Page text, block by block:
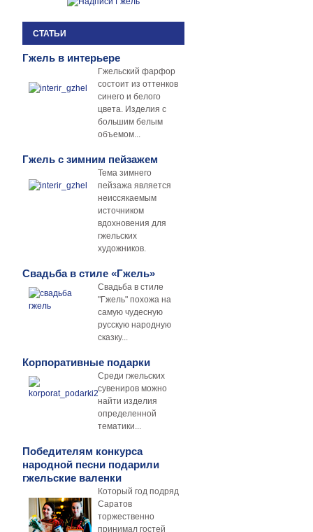
СТАТЬИ
Гжель в интерьере
Гжельский фарфор
состоит из оттенков
синего и белого
цвета. Изделия с
большим белым
объемом...
Гжель с зимним пейзажем
Тема зимнего
пейзажа является
неиссякаемым
источником
вдохновения для
гжельских
художников.
Свадьба в стиле «Гжель»
Свадьба в стиле
"Гжель" похожа на
самую чудесную
русскую народную
сказку...
Корпоративные подарки
Среди гжельских
сувениров можно
найти изделия
определенной
тематики...
Победителям конкурса
народной песни подарили
гжельские валенки
Который год подряд
Саратов
торжественно
принимал гостей